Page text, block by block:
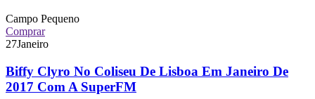
Campo Pequeno
Comprar
27Janeiro
Biffy Clyro No Coliseu De Lisboa Em Janeiro De
2017 Com A SuperFM